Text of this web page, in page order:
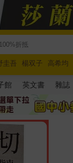
圭吾 楊双子 高希均
路邊攤新作 馬斯克
館 英文書 雜誌